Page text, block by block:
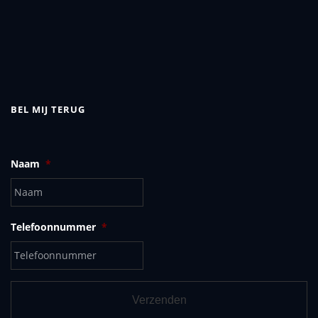
BEL MIJ TERUG
Naam *
Telefoonnummer *